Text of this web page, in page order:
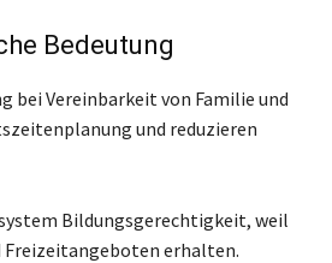
Bedeutung
bei Vereinbarkeit von Familie und
und reduzieren
Bildungsgerechtigkeit, weil
Freizeitangeboten erhalten.